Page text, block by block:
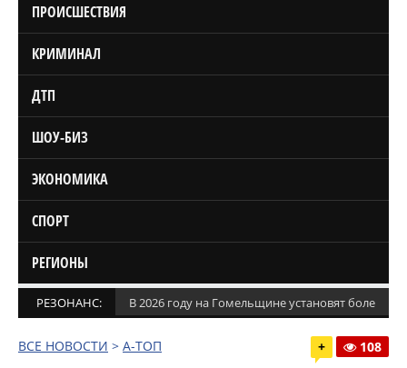
ПРОИСШЕСТВИЯ
КРИМИНАЛ
ДТП
ШОУ-БИЗ
ЭКОНОМИКА
СПОРТ
РЕГИОНЫ
РЕЗОНАНС: В 2026 году на Гомельщине установят более
ВСЕ НОВОСТИ > А-ТОП + 108